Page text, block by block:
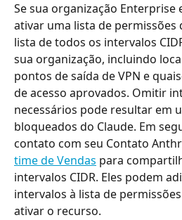
Se sua organização Enterprise
ativar uma lista de permissões
lista de todos os intervalos
sua organização, incluindo
pontos de saída de VPN e
de acesso aprovados. Omitir
necessários pode resultar em
bloqueados do Claude. Em
contato com seu Contato
time de Vendas para
intervalos CIDR. Eles podem
intervalos à lista de
ativar o recurso.